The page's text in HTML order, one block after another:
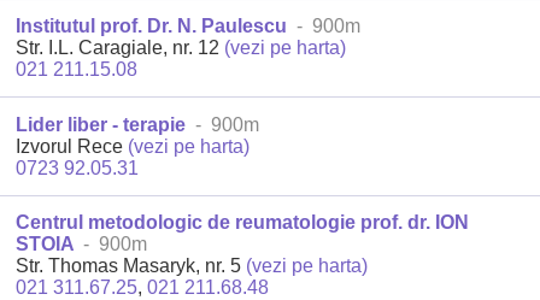
Institutul prof. Dr. N. Paulescu - 900m
Str. I.L. Caragiale, nr. 12 (vezi pe harta)
021 211.15.08
Lider liber - terapie - 900m
Izvorul Rece (vezi pe harta)
0723 92.05.31
Centrul metodologic de reumatologie prof. dr. ION
STOIA - 900m
Str. Thomas Masaryk, nr. 5 (vezi pe harta)
021 311.67.25,021 211.68.48